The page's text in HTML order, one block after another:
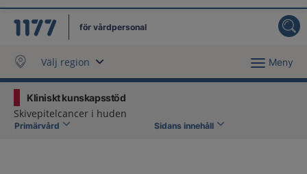
för vårdpersonal
Välj region Meny
Kliniskt kunskapsstöd
Skivepitelcancer i huden
Primärvård Sidans innehåll